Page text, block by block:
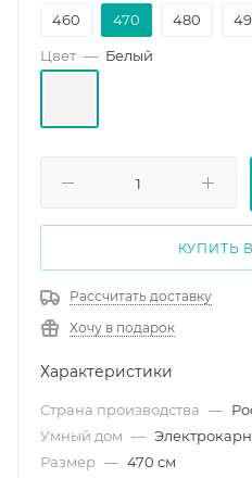
460 470 480
520 530
Цвет — Белый
КУПИТЬ
Рассчитать доставку
Хочу в подарок
Характеристики
Страна производства —
Умный дом —
Размер — 470 см